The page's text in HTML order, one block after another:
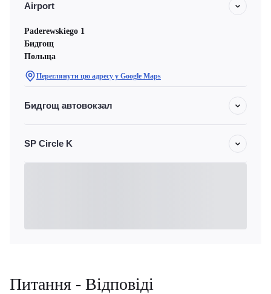
Airport
Paderewskiego 1
Бидгощ
Польща
Переглянути цю адресу у Google Maps
Бидгощ автовокзал
SP Circle K
Питання - Відповіді